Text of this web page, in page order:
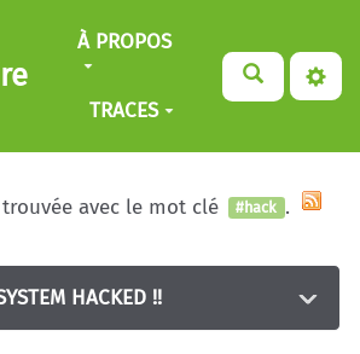
principalÀ PROPOS
TRACES
avec le mot clé #hack .
HACKED !!